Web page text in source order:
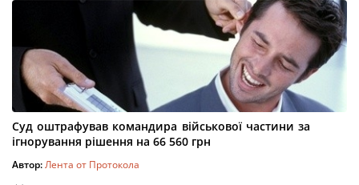
Суд оштрафував командира військової частини за
ігнорування рішення на 66 560 грн
Автор:Лента от Протокола